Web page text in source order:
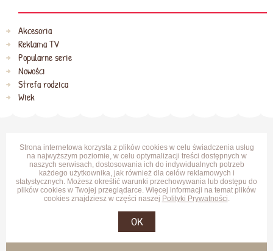
Akcesoria
Reklama TV
Popularne serie
Nowości
Strefa rodzica
Wiek
Strona internetowa korzysta z plików cookies w celu świadczenia usług
na najwyższym poziomie, w celu optymalizacji treści dostępnych w
naszych serwisach, dostosowania ich do indywidualnych potrzeb
każdego użytkownika, jak również dla celów reklamowych i
statystycznych. Możesz określić warunki przechowywania lub dostępu do
plików cookies w Twojej przeglądarce. Więcej informacji na temat plików
cookies znajdziesz w części naszej Polityki Prywatności
OK